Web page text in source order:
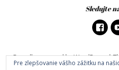
Sledujte
Proudly powered by WordPress|
Pre zlepšovanie vášho zážitku na